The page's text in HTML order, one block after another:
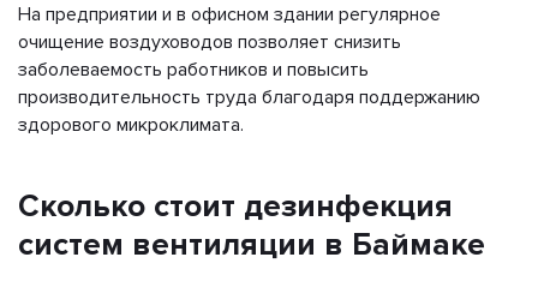
На предприятии и в офисном здании регулярное
очищение воздуховодов позволяет снизить
заболеваемость работников и повысить
производительность труда благодаря поддержанию
здорового микроклимата.
Сколько стоит дезинфекция
систем вентиляции в Баймаке